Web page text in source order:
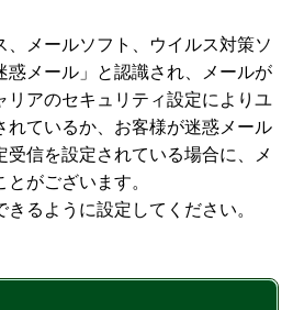
、メールソフト、ウイルス対策ソ
惑メール」と認識され、メールが
リアのセキュリティ設定によりユ
れているか、お客様が迷惑メール
受信を設定されている場合に、メ
がございます。
るように設定してください。